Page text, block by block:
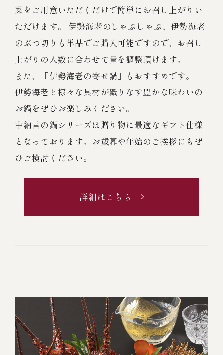
冷蔵商品一覧
常温商品一覧
伊勢海老料理一覧
季節限定商品
ご利用ガイド
菜をご用意いただくだけで簡単にお召し上がりい
ただけます。 伊勢海老のしゃぶしゃぶ、伊勢海老
のぶつ切りも単品でご購入可能ですので、お召し
上がりの人数に合わせて量を調整頂けます。
また、「伊勢海老の寄せ鍋」もおすすめです。
伊勢海老と様々な具材が織りなす豊かな味わいの
お鍋をぜひお楽しみください。
中納言の鍋シリーズは贈り物に最適なギフト仕様
となっております。お歳暮や年始のご挨拶にもぜ
ひご検討ください。
詳細はこちら